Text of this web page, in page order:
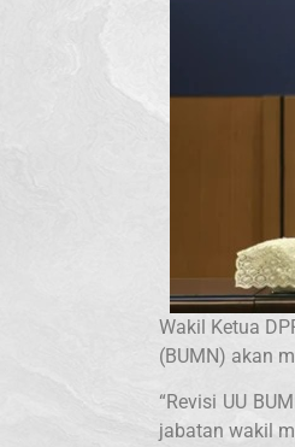
Wakil Ketua
(BUMN) akan
“Revisi UU
jabatan wakil